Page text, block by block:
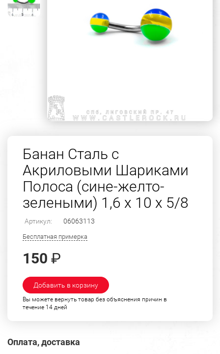
Банан Сталь с
Акриловыми Шариками
Полоса (сине-желто-
зелеными) 1,6 х 10 х 5/8
Артикул: 06063113
Бесплатная примерка
150 ₽
Добавить в корзину
Вы можете вернуть товар без объяснения причин в
течение 14 дней
Оплата, доставка